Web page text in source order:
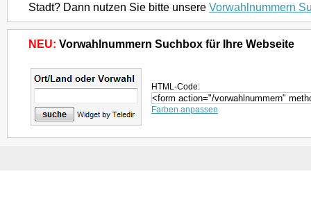
Stadt? Dann nutzen Sie bitte unsere Vorwahlnummern
NEU: Vorwahlnummern Suchbox für Ihre Webseite
HTML-Code:
Farben anpassen